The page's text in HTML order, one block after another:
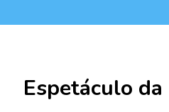
Espetáculo